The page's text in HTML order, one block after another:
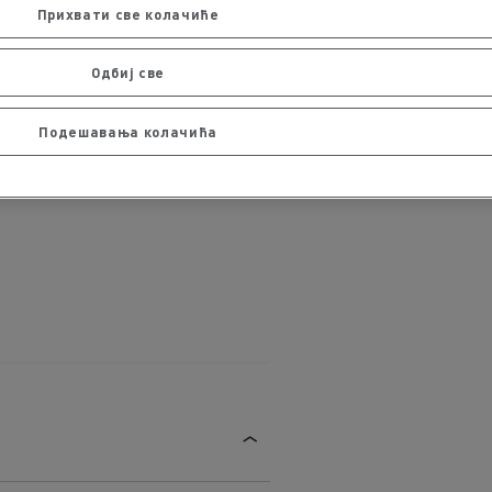
Прихвати све колачиће
Одбиј све
Подешавања колачића